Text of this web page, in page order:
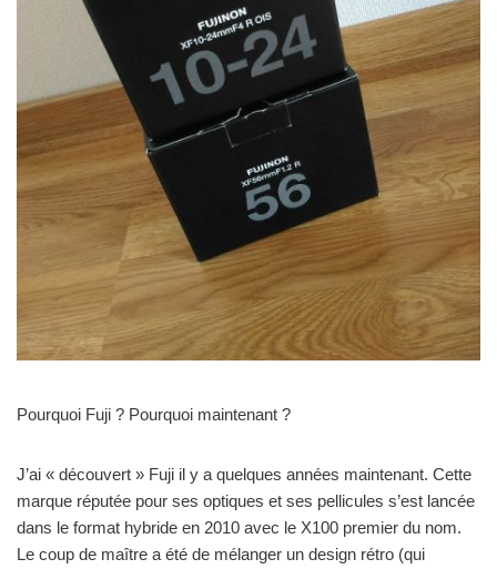
Pourquoi Fuji ? Pourquoi maintenant ?
J’ai « découvert » Fuji il y a quelques années maintenant. Cette
marque réputée pour ses optiques et ses pellicules s’est lancée
dans le format hybride en 2010 avec le X100 premier du nom.
Le coup de maître a été de mélanger un design rétro (qui